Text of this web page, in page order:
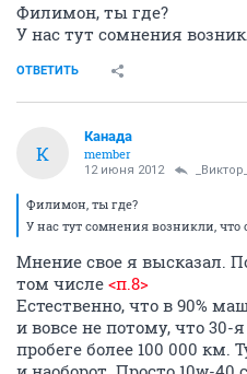
Филимон, ты где?
У нас тут сомнения
ОТВЕТИТЬ
К
Канада
member
12 июня 2012 _Виктор_
Филимон, ты где?
У нас тут сомнения возникли, что
Мнение свое я высказал.
том числе <п.8>
Естественно, что в 90%
и вовсе не потому, что 30-
пробеге более 100 000 км.